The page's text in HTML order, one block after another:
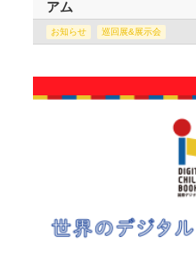
アム
お知らせ 巡回展&展示会